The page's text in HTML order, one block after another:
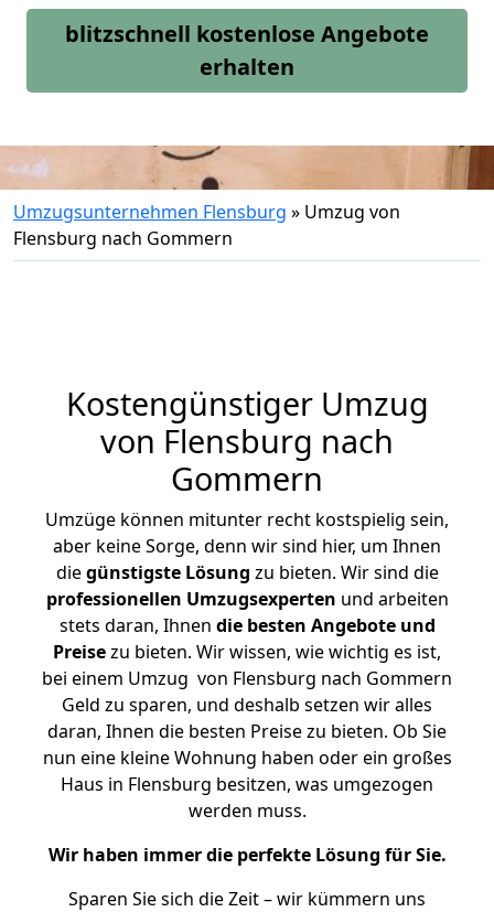
blitzschnell kostenlose Angebote
erhalten
Umzugsunternehmen Flensburg » Umzug von
Flensburg nach Gommern
Kostengünstiger Umzug
von Flensburg nach
Gommern
Umzüge können mitunter recht kostspielig sein,
aber keine Sorge, denn wir sind hier, um Ihnen
diegünstigste Lösung zu bieten. Wir sind die
professionellen Umzugsexperten und arbeiten
stets daran, Ihnen die besten Angebote und
Preisezu bieten. Wir wissen, wie wichtig es ist,
bei einem Umzug von Flensburg nach Gommern
Geld zu sparen, und deshalb setzen wir alles
daran, Ihnen die besten Preise zu bieten. Ob Sie
nun eine kleine Wohnung haben oder ein großes
Haus in Flensburg besitzen, was umgezogen
werden muss.
Wir haben immer die perfekte Lösung für Sie.
Sparen Sie sich die Zeit – wir kümmern uns